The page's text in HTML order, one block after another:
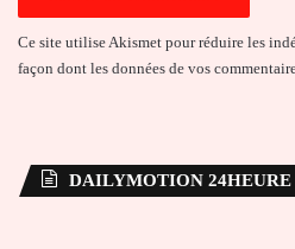
Ce site utilise Akismet pour réduire les
façon dont les données de vos
DAILYMOTION 24HEURE